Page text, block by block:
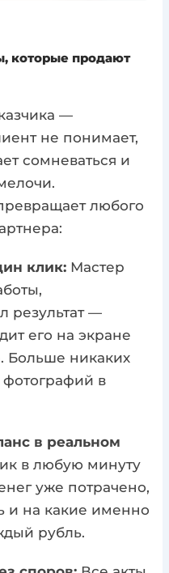
которые продают
—
не понимает,
сомневаться и
любого
клик: Мастер
результат —
его на экране
Больше никаких
фотографий в
в реальном
в любую минуту
уже потрачено,
и на какие именно
рубль.